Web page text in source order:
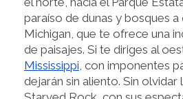
paraíso de dunas y bosques
Michigan, que te ofrece una
de paisajes. Si te diriges al
Mississippi, con imponentes
dejarán sin aliento. Sin olvidar